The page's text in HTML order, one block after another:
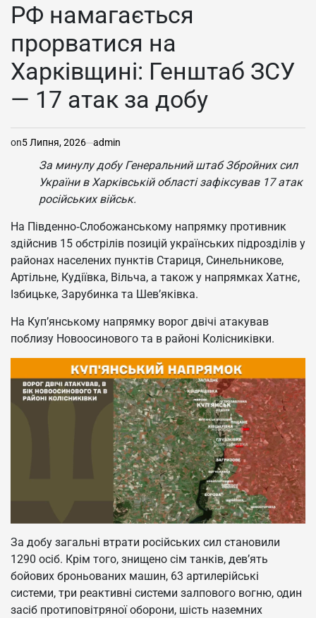
РФ намагається
прорватися на
Харківщині: Генштаб ЗСУ
— 17 атак за добу
on5 Липня, 2026 admin
За минулу добу Генеральний штаб Збройних сил
України в Харківській області зафіксував 17 атак
російських військ.
На Південно‑Слобожанському напрямку противник
здійснив 15 обстрілів позицій українських підрозділів у
районах населених пунктів Стариця, Синельникове,
Артільне, Кудіївка, Вільча, а також у напрямках Хатнє,
Ізбицьке, Зарубинка та Шев’яківка.
На Куп’янському напрямку ворог двічі атакував
поблизу Новоосинового та в районі Колісниківки.
За добу загальні втрати російських сил становили
1290 осіб. Крім того, знищено сім танків, дев’ять
бойових броньованих машин, 63 артилерійські
системи, три реактивні системи залпового вогню, один
засіб протиповітряної оборони, шість наземних